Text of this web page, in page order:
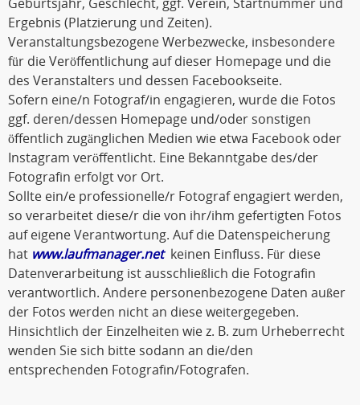
Ergebnis (Platzierung und Zeiten).
Veranstaltungsbezogene Werbezwecke, insbesondere
für die Veröffentlichung auf dieser Homepage und die
des Veranstalters und dessen Facebookseite.
Sofern eine/n Fotograf/in engagieren, wurde die Fotos
ggf. deren/dessen Homepage und/oder sonstigen
öffentlich zugänglichen Medien wie etwa Facebook oder
Instagram veröffentlicht. Eine Bekanntgabe des/der
Fotografin erfolgt vor Ort.
Sollte ein/e professionelle/r Fotograf engagiert werden,
so verarbeitet diese/r die von ihr/ihm gefertigten Fotos
auf eigene Verantwortung. Auf die Datenspeicherung
hat www.laufmanager.netkeinen Einfluss. Für diese
Datenverarbeitung ist ausschließlich die Fotografin
verantwortlich. Andere personenbezogene Daten außer
der Fotos werden nicht an diese weitergegeben.
Hinsichtlich der Einzelheiten wie z. B. zum Urheberrecht
wenden Sie sich bitte sodann an die/den
entsprechenden Fotografin/Fotografen.